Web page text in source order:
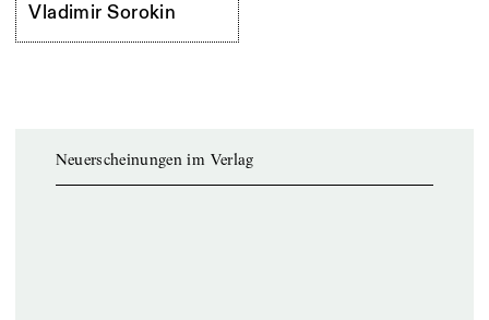
Vladimir Sorokin
Neuerscheinungen im Verlag